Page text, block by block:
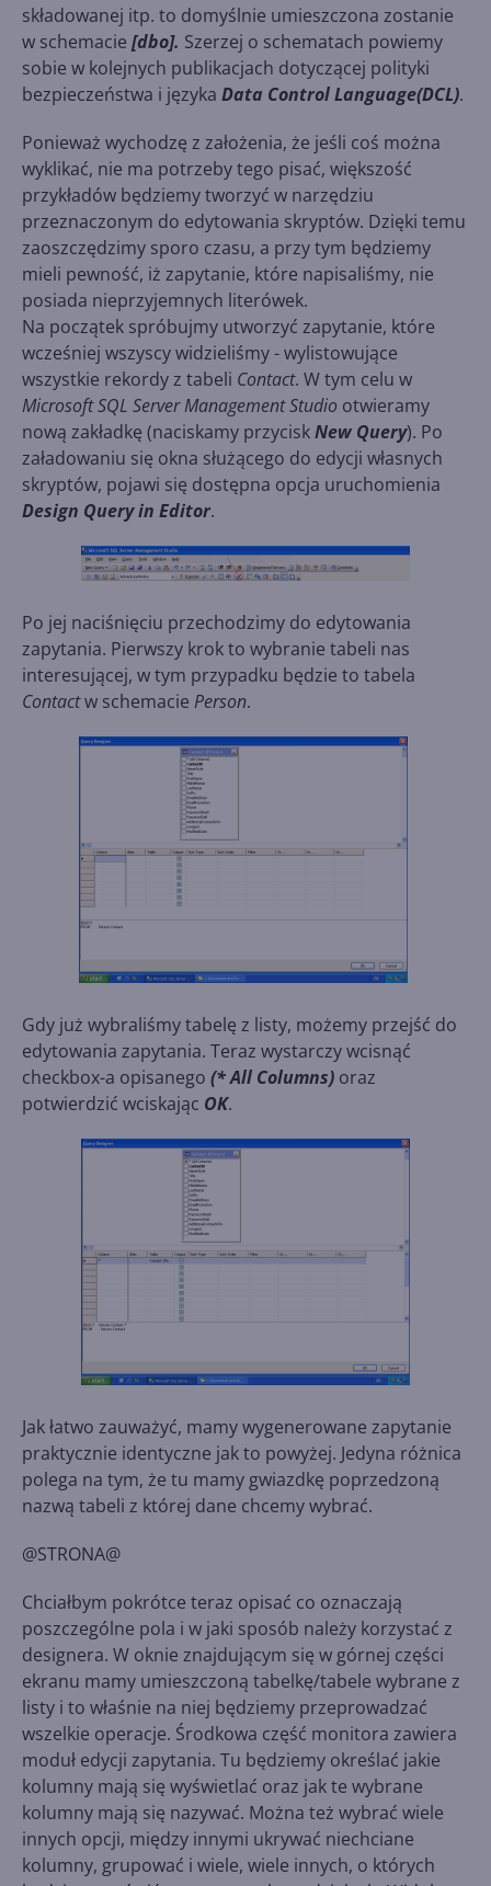
składowanej itp. to domyślnie umieszczona zostanie
w schemacie [dbo]. Szerzej o schematach powiemy
sobie w kolejnych publikacjach dotyczącej polityki
bezpieczeństwa i języka Data Control Language(DCL).
Ponieważ wychodzę z założenia, że jeśli coś można
wyklikać, nie ma potrzeby tego pisać, większość
przykładów będziemy tworzyć w narzędziu
przeznaczonym do edytowania skryptów. Dzięki temu
zaoszczędzimy sporo czasu, a przy tym będziemy
mieli pewność, iż zapytanie, które napisaliśmy, nie
posiada nieprzyjemnych literówek.
Na początek spróbujmy utworzyć zapytanie, które
wcześniej wszyscy widzieliśmy - wylistowujące
wszystkie rekordy z tabeli Contact. W tym celu w
Microsoft SQL Server Management Studio otwieramy
nową zakładkę (naciskamy przyciskNew Query). Po
załadowaniu się okna służącego do edycji własnych
skryptów, pojawi się dostępna opcja uruchomienia
Design Query in Editor.
Po jej naciśnięciu przechodzimy do edytowania
zapytania. Pierwszy krok to wybranie tabeli nas
interesującej, w tym przypadku będzie to tabela
Contactw schemacie Person.
Gdy już wybraliśmy tabelę z listy, możemy przejść do
edytowania zapytania. Teraz wystarczy wcisnąć
checkbox-a opisanego (* All Columns) oraz
potwierdzić wciskając OK.
Jak łatwo zauważyć, mamy wygenerowane zapytanie
praktycznie identyczne jak to powyżej. Jedyna różnica
polega na tym, że tu mamy gwiazdkę poprzedzoną
nazwą tabeli z której dane chcemy wybrać.
@STRONA@
Chciałbym pokrótce teraz opisać co oznaczają
poszczególne pola i w jaki sposób należy korzystać z
designera. W oknie znajdującym się w górnej części
ekranu mamy umieszczoną tabelkę/tabele wybrane z
listy i to właśnie na niej będziemy przeprowadzać
wszelkie operacje. Środkowa część monitora zawiera
moduł edycji zapytania. Tu będziemy określać jakie
kolumny mają się wyświetlać oraz jak te wybrane
kolumny mają się nazywać. Można też wybrać wiele
innych opcji, między innymi ukrywać niechciane
kolumny, grupować i wiele, wiele innych, o których